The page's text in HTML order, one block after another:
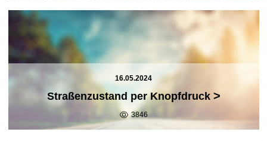
16.05.2024
Straßenzustand per Knopfdruck >
3846